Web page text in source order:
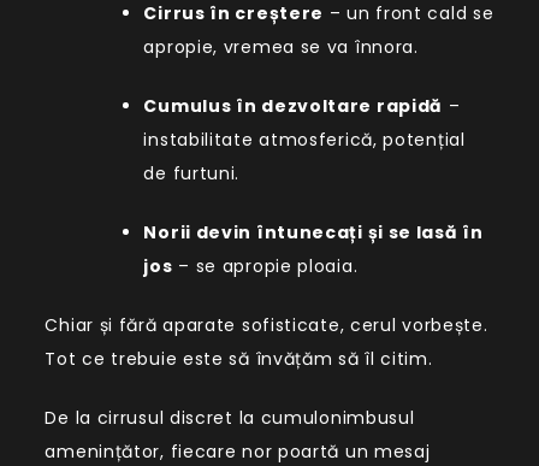
Cirrus în creștere – un front cald se
apropie, vremea se va înnora.
Cumulus în dezvoltare rapidă –
instabilitate atmosferică, potențial
de furtuni.
Norii devin întunecați și se lasă în
jos – se apropie ploaia.
Chiar și fără aparate sofisticate, cerul vorbește.
Tot ce trebuie este să învățăm să îl citim.
De la cirrusul discret la cumulonimbusul
amenințător, fiecare nor poartă un mesaj